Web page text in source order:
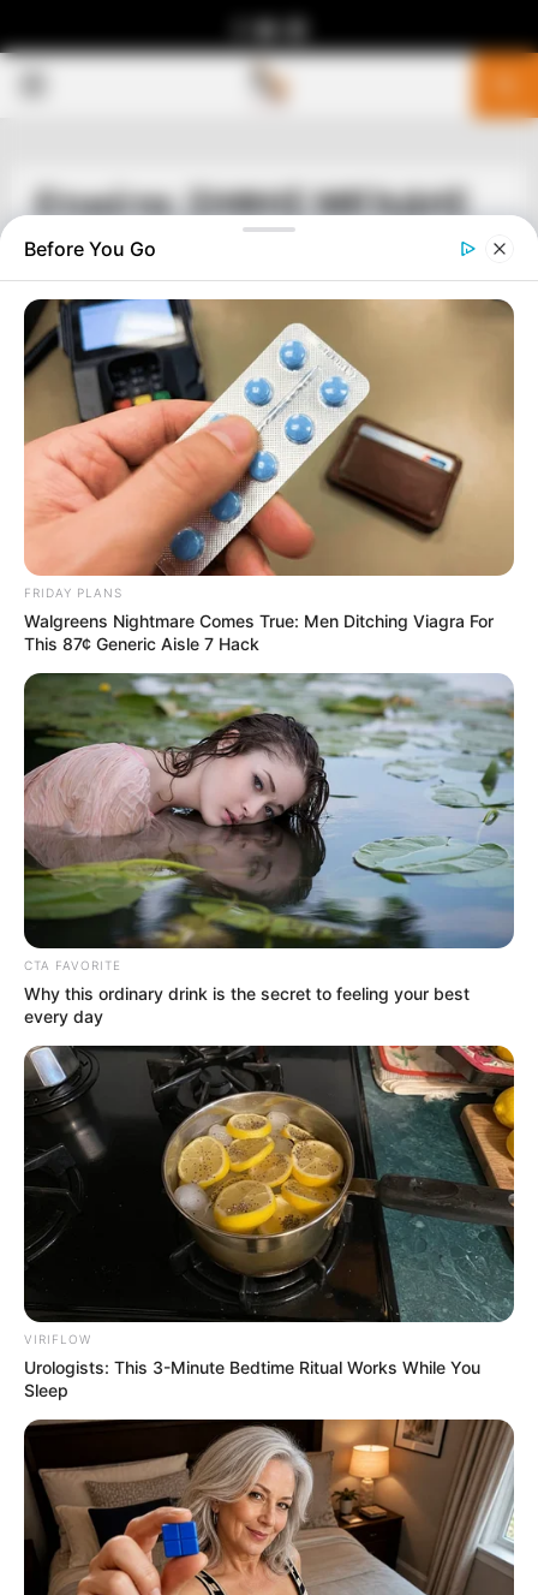
Ετικέτα: ΣΗΦΗΣ ΜΙΓΑΔΗΣ
ΙΣΤΟΡΙΑ ΡΟΗ ΤΩΝ ΑΡΘΡΩΝ
Ο ήρωας πιλότος που έσωσε χιλιάδες
ζωές
Ο ήρωας πιλότος που έσωσε χιλιάδες ζωές. Στο άρθρο
αυτό σας έχω μια ιστορία που αναδεικνύει τον ηρωισμό
ενός Έλληνα πιλότου ο οποίος κατάφερε να...
ΚΟΙΝΩΝΙΚΑ ΔΙΚΤΥΑ
FACEBOOK
YOUTUBE ΕΓΓΡΑΦΕΊΤΕ
EMAIL ΑΚΟΛΟΥΘΉΣΤΕ
Before You Go
FRIDAY PLANS
Walgreens Nightmare Comes True: Men Ditching Viagra For
This 87¢ Generic Aisle 7 Hack
CTA FAVORITE
Why this ordinary drink is the secret to feeling your best
every day
VIRIFLOW
Urologists: This 3-Minute Bedtime Ritual Works While You
Sleep